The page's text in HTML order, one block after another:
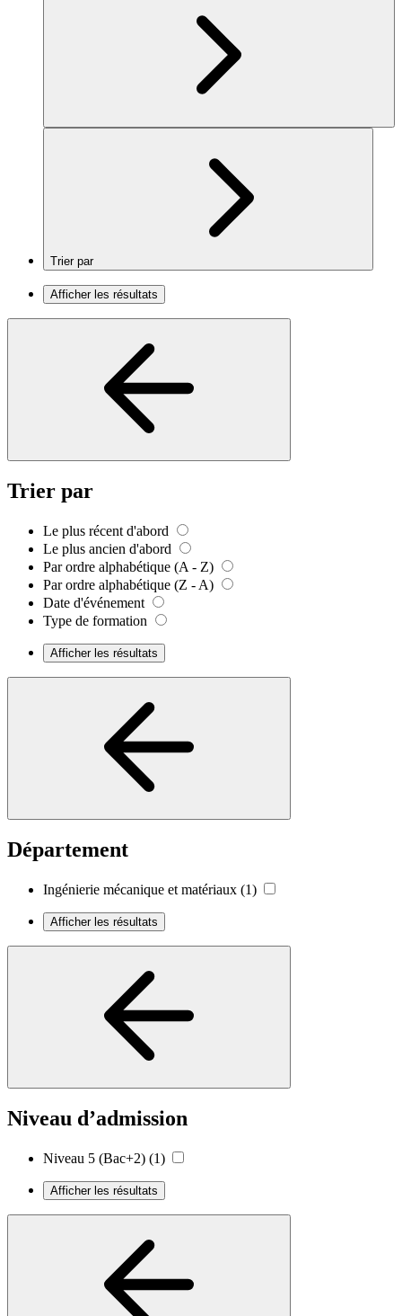
Trier par
Afficher les résultats
Trier par
Le plus récent d'abord
Le plus ancien d'abord
Par ordre alphabétique (A - Z)
Par ordre alphabétique (Z - A)
Date d'événement
Type de formation
Afficher les résultats
Département
Ingénierie mécanique et matériaux (1)
Afficher les résultats
Niveau d’admission
Niveau 5 (Bac+2) (1)
Afficher les résultats